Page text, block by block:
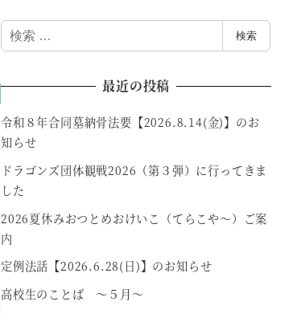
検
索
検索
最近の投稿
令和８年合同墓納骨法要【2026.8.14(金)】のお
知らせ
ドラゴンズ団体観戦2026（第３弾）に行ってきま
した
2026夏休みおつとめおけいこ（てらこや～）ご案
内
定例法話【2026.6.28(日)】のお知らせ
高校生のことば ～５月～